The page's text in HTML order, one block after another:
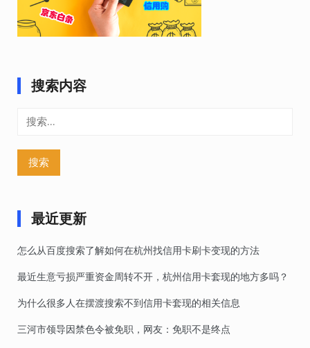
搜索内容
最近更新
怎么从百度搜索了解如何在杭州找信用卡刷卡变现的方法
最近生意亏损严重资金周转不开，杭州信用卡套现的地方多吗？
为什么很多人在摆渡搜索不到信用卡套现的相关信息
三河市领导因禁色令被免职，网友：免职不是终点